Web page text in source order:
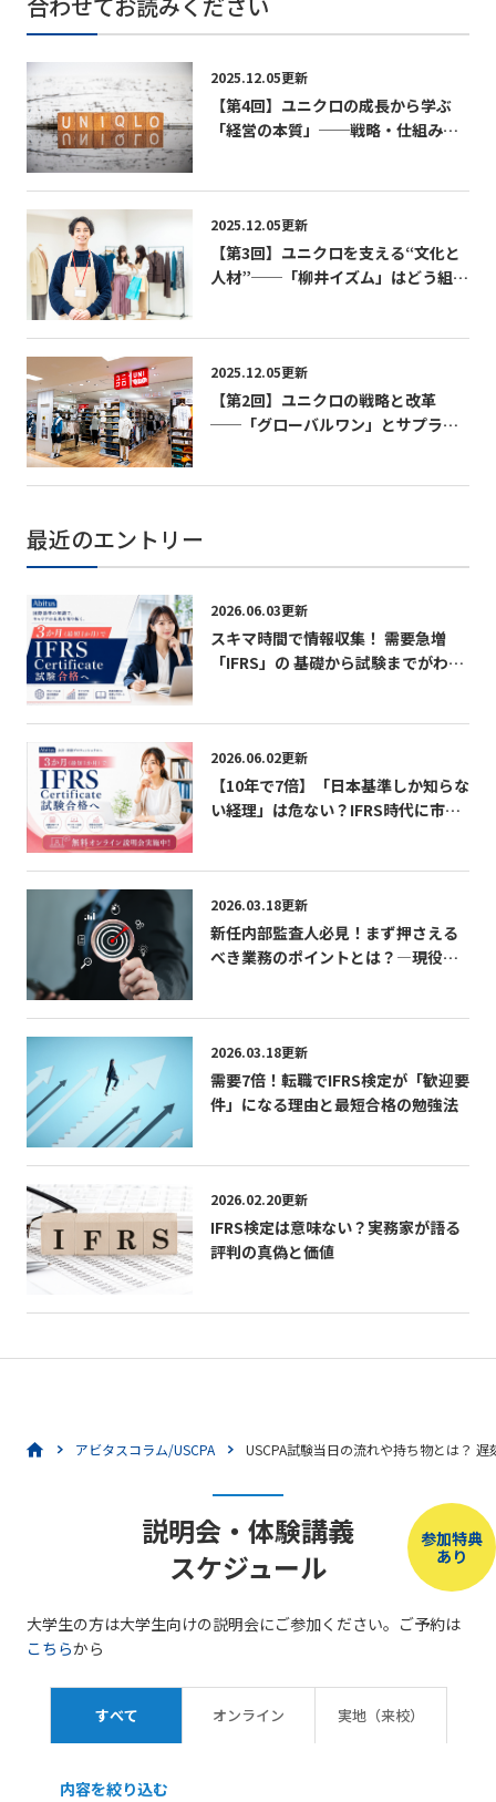
2025.12.05更新
【第4回】ユニクロの成長から学ぶ
「経営の本質」──戦略・仕組み・
2025.12.05更新
【第3回】ユニクロを支える“文化と
人材”──「柳井イズム」はどう組織
2025.12.05更新
【第2回】ユニクロの戦略と改革
──「グローバルワン」とサプライ
最近のエントリー
2026.06.03更新
スキマ時間で情報収集！ 需要急増
「IFRS」の 基礎から試験までがわか
2026.06.02更新
【10年で7倍】「日本基準しか知らな
い経理」は危ない？IFRS時代に市場
2026.03.18更新
新任内部監査人必見！まず押さえる
べき業務のポイントとは？―現役内
2026.03.18更新
需要7倍！転職でIFRS検定が「歓迎要
件」になる理由と最短合格の勉強法
2026.02.20更新
IFRS検定は意味ない？実務家が語る
評判の真偽と価値
アビタスコラム/USCPA USCPA試験当日の流れや持ち物とは？
参加特典
あり
説明会・体験講義
スケジュール
大学生の方は大学生向けの説明会にご参加ください。ご予約は
こちらから
すべて オンライン 実地（来校）
内容を絞り込む